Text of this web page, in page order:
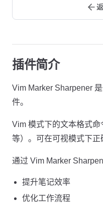
插件简介
Vim Marker Sharpener
件。
Vim 模式下的文本格式
等）。可在可视模式下正
通过 Vim Marker
提升笔记效率
优化工作流程